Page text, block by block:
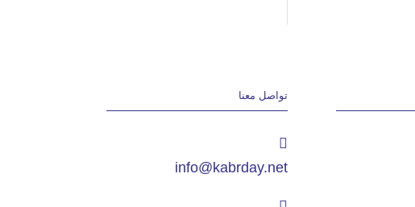
تواصل معنا
info@kabrday.net